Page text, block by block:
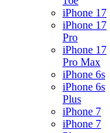
iPhone 17
iPhone 17
Pro
iPhone 17
Pro Max
iPhone 6s
iPhone 6s
Plus
iPhone 7
iPhone 7